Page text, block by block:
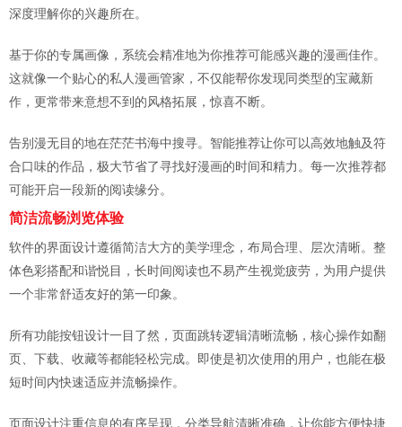
深度理解你的兴趣所在。
基于你的专属画像，系统会精准地为你推荐可能感兴趣的漫画佳作。
这就像一个贴心的私人漫画管家，不仅能帮你发现同类型的宝藏新
作，更常带来意想不到的风格拓展，惊喜不断。
告别漫无目的地在茫茫书海中搜寻。智能推荐让你可以高效地触及符
合口味的作品，极大节省了寻找好漫画的时间和精力。每一次推荐都
可能开启一段新的阅读缘分。
简洁流畅浏览体验
软件的界面设计遵循简洁大方的美学理念，布局合理、层次清晰。整
体色彩搭配和谐悦目，长时间阅读也不易产生视觉疲劳，为用户提供
一个非常舒适友好的第一印象。
所有功能按钮设计一目了然，页面跳转逻辑清晰流畅，核心操作如翻
页、下载、收藏等都能轻松完成。即使是初次使用的用户，也能在极
短时间内快速适应并流畅操作。
页面设计注重信息的有序呈现，分类导航清晰准确，让你能方便快捷